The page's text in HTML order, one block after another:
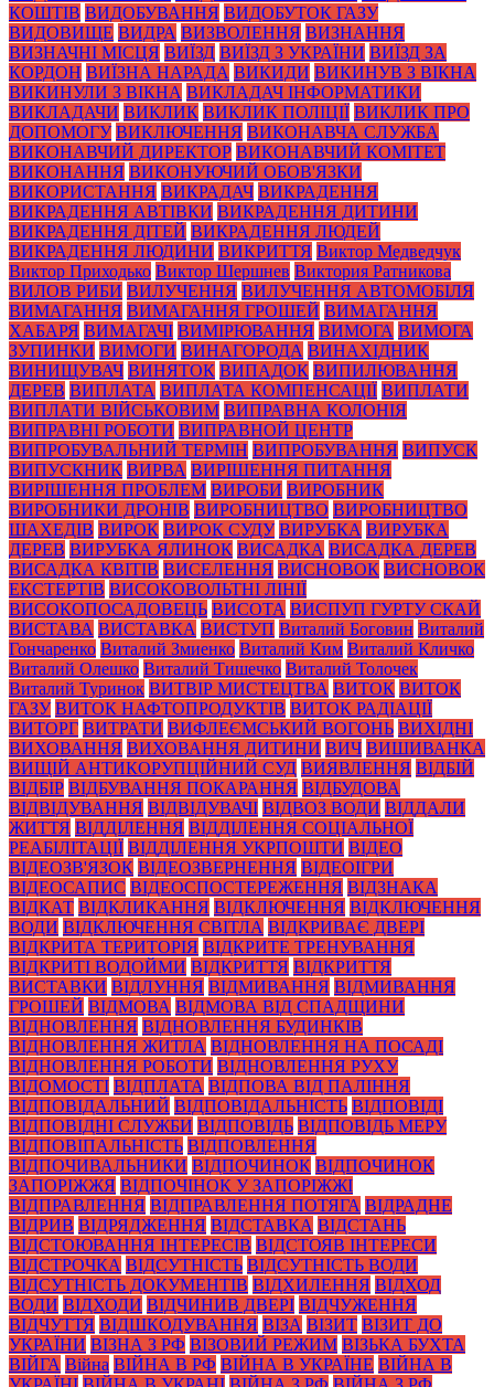
КОШТІВ ВИДОБУВАННЯ ВИДОБУТОК ГАЗУ
ВИДОВИЩЕ ВИДРА ВИЗВОЛЕННЯ ВИЗНАННЯ
ВИЗНАЧНІ МІСЦЯ ВИЇЗД ВИЇЗД З УКРАЇНИ ВИЇЗД ЗА
КОРДОН ВИЇЗНА НАРАДА ВИКИДИ ВИКИНУВ З ВІКНА
ВИКИНУЛИ З ВІКНА ВИКЛАДАЧ ІНФОРМАТИКИ
ВИКЛАДАЧИ ВИКЛИК ВИКЛИК ПОЛІЦІЇ ВИКЛИК ПРО
ДОПОМОГУ ВИКЛЮЧЕННЯ ВИКОНАВЧА СЛУЖБА
ВИКОНАВЧИЙ ДИРЕКТОР ВИКОНАВЧИЙ КОМІТЕТ
ВИКОНАННЯ ВИКОНУЮЧИЙ ОБОВ'ЯЗКИ
ВИКОРИСТАННЯ ВИКРАДАЧ ВИКРАДЕННЯ
ВИКРАДЕННЯ АВТІВКИ ВИКРАДЕННЯ ДИТИНИ
ВИКРАДЕННЯ ДІТЕЙ ВИКРАДЕННЯ ЛЮДЕЙ
ВИКРАДЕННЯ ЛЮДИНИ ВИКРИТТЯ Виктор Медведчук
Виктор Приходько Виктор Шершнев Виктория Ратникова
ВИЛОВ РИБИ ВИЛУЧЕННЯ ВИЛУЧЕННЯ АВТОМОБІЛЯ
ВИМАГАННЯ ВИМАГАННЯ ГРОШЕЙ ВИМАГАННЯ
ХАБАРЯ ВИМАГАЧІ ВИМІРЮВАННЯ ВИМОГА ВИМОГА
ЗУПИНКИ ВИМОГИ ВИНАГОРОДА ВИНАХІДНИК
ВИНИЩУВАЧ ВИНЯТОК ВИПАДОК ВИПИЛЮВАННЯ
ДЕРЕВ ВИПЛАТА ВИПЛАТА КОМПЕНСАЦІЇ ВИПЛАТИ
ВИПЛАТИ ВІЙСЬКОВИМ ВИПРАВНА КОЛОНІЯ
ВИПРАВНІ РОБОТИ ВИПРАВНОЙ ЦЕНТР
ВИПРОБУВАЛЬНИЙ ТЕРМІН ВИПРОБУВАННЯ ВИПУСК
ВИПУСКНИК ВИРВА ВИРІШЕННЯ ПИТАННЯ
ВИРІШЕННЯ ПРОБЛЕМ ВИРОБИ ВИРОБНИК
ВИРОБНИКИ ДРОНІВ ВИРОБНИЦТВО ВИРОБНИЦТВО
ШАХЕДІВ ВИРОК ВИРОК СУДУ ВИРУБКА ВИРУБКА
ДЕРЕВ ВИРУБКА ЯЛИНОК ВИСАДКА ВИСАДКА ДЕРЕВ
ВИСАДКА КВІТІВ ВИСЕЛЕННЯ ВИСНОВОК ВИСНОВОК
ЕКСТЕРТІВ ВИСОКОВОЛЬТНІ ЛІНІЇ
ВИСОКОПОСАДОВЕЦЬ ВИСОТА ВИСПУП ГУРТУ СКАЙ
ВИСТАВА ВИСТАВКА ВИСТУП Виталий Боговин Виталий
Гончаренко Виталий Змиенко Виталий Ким Виталий Кличко
Виталий Олешко Виталий Тишечко Виталий Толочек
Виталий Туринок ВИТВІР МИСТЕЦТВА ВИТОК ВИТОК
ГАЗУ ВИТОК НАФТОПРОДУКТІВ ВИТОК РАДІАЦІЇ
ВИТОРГ ВИТРАТИ ВИФЛЕЄМСЬКИЙ ВОГОНЬ ВИХІДНІ
ВИХОВАННЯ ВИХОВАННЯ ДИТИНИ ВИЧ ВИШИВАНКА
ВИЩІЙ АНТИКОРУПЦІЙНИЙ СУД ВИЯВЛЕННЯ ВІДБІЙ
ВІДБІР ВІДБУВАННЯ ПОКАРАННЯ ВІДБУДОВА
ВІДВІДУВАННЯ ВІДВІДУВАЧІ ВІДВОЗ ВОДИ ВІДДАЛИ
ЖИТТЯ ВІДДІЛЕННЯ ВІДДІЛЕННЯ СОЦІАЛЬНОЇ
РЕАБІЛІТАЦІЇ ВІДДІЛЕННЯ УКРПОШТИ ВІДЕО
ВІДЕОЗВ'ЯЗОК ВІДЕОЗВЕРНЕННЯ ВІДЕОІГРИ
ВІДЕОСАПИС ВІДЕОСПОСТЕРЕЖЕННЯ ВІДЗНАКА
ВІДКАТ ВІДКЛИКАННЯ ВІДКЛЮЧЕННЯ ВІДКЛЮЧЕННЯ
ВОДИ ВІДКЛЮЧЕННЯ СВІТЛА ВІДКРИВАЄ ДВЕРІ
ВІДКРИТА ТЕРИТОРІЯ ВІДКРИТЕ ТРЕНУВАННЯ
ВІДКРИТІ ВОДОЙМИ ВІДКРИТТЯ ВІДКРИТТЯ
ВИСТАВКИ ВІДЛУННЯ ВІДМИВАННЯ ВІДМИВАННЯ
ГРОШЕЙ ВІДМОВА ВІДМОВА ВІД СПАДЩИНИ
ВІДНОВЛЕННЯ ВІДНОВЛЕННЯ БУДИНКІВ
ВІДНОВЛЕННЯ ЖИТЛА ВІДНОВЛЕННЯ НА ПОСАДІ
ВІДНОВЛЕННЯ РОБОТИ ВІДНОВЛЕННЯ РУХУ
ВІДОМОСТІ ВІДПЛАТА ВІДПОВА ВІД ПАЛІННЯ
ВІДПОВІДАЛЬНИЙ ВІДПОВІДАЛЬНІСТЬ ВІДПОВІДІ
ВІДПОВІДНІ СЛУЖБИ ВІДПОВІДЬ ВІДПОВІДЬ МЕРУ
ВІДПОВІПАЛЬНІСТЬ ВІДПОВЛЕННЯ
ВІДПОЧИВАЛЬНИКИ ВІДПОЧИНОК ВІДПОЧИНОК
ЗАПОРІЖЖЯ ВІДПОЧІНОК У ЗАПОРІЖЖІ
ВІДПРАВЛЕННЯ ВІДПРАВЛЕННЯ ПОТЯГА ВІДРАДНЕ
ВІДРИВ ВІДРЯДЖЕННЯ ВІДСТАВКА ВІДСТАНЬ
ВІДСТОЮВАННЯ ІНТЕРЕСІВ ВІДСТОЯВ ІНТЕРЕСИ
ВІДСТРОЧКА ВІДСУТНІСТЬ ВІДСУТНІСТЬ ВОДИ
ВІДСУТНІСТЬ ДОКУМЕНТІВ ВІДХИЛЕННЯ ВІДХОД
ВОДИ ВІДХОДИ ВІДЧИНИВ ДВЕРІ ВІДЧУЖЕННЯ
ВІДЧУТТЯ ВІДШКОДУВАННЯ ВІЗА ВІЗИТ ВІЗИТ ДО
УКРАЇНИ ВІЗНА З РФ ВІЗОВИЙ РЕЖИМ ВІЗЬКА БУХТА
ВІЙГА Війна ВІЙНА В РФ ВІЙНА В УКРАЇНЕ ВІЙНА В